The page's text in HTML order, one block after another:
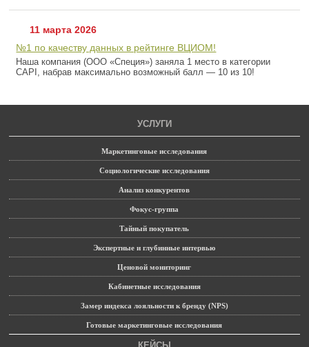
11 марта 2026
№1 по качеству данных в рейтинге ВЦИОМ!
Наша компания (ООО «Специя») заняла 1 место в категории
CAPI, набрав максимально возможный балл — 10 из 10!
УСЛУГИ
Маркетинговые исследования
Социологические исследования
Анализ конкурентов
Фокус-группа
Тайный покупатель
Экспертные и глубинные интервью
Ценовой мониторинг
Кабинетные исследования
Замер индекса лояльности к бренду (NPS)
Готовые маркетинговые исследования